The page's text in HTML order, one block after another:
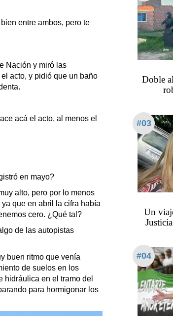
entre ambos, pero te
Nación y miró las
acto, y pidió que un baño
acá el acto, al menos el
en mayo?
alto, pero por lo menos
que en abril la cifra había
cero. ¿Qué tal?
de las autopistas
buen ritmo que venía
de suelos en los
hidráulica en el tramo del
para hormigonar los
Doble
#03
Un
#04